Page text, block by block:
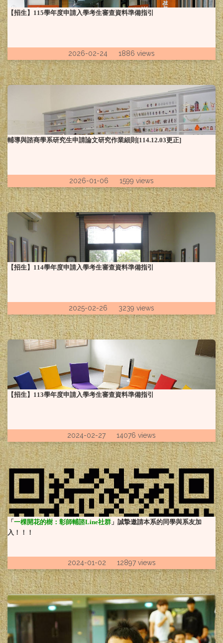
【招生】115學年度申請入學考生審查資料準備指引
2026-02-24 1886 views
輔導與諮商學系研究生申請論文研究作業細則[114.12.03更正]
2026-01-06 1599 views
【招生】114學年度申請入學考生審查資料準備指引
2025-02-26 3239 views
【招生】113學年度申請入學考生審查資料準備指引
2024-02-27 14076 views
「 一棵開花的樹：彰師輔諮Line社群 」誠摯邀請本系的同學與系友加
入！！！
2024-01-02 12897 views
賀！本系99級系友劉韋廷(現
任線西國中)榮獲彰化縣113年度
壇芬芳獎
賀！本系謝麗紅教授、林淑君
副教授榮獲國科會115年度專題研究
計畫補助
賀！本系謝麗紅教授、陳雪均
育部115年教學實踐研究計畫
賀！本系同學榮獲115年度
「國科會補助大專學生研究計
畫」。